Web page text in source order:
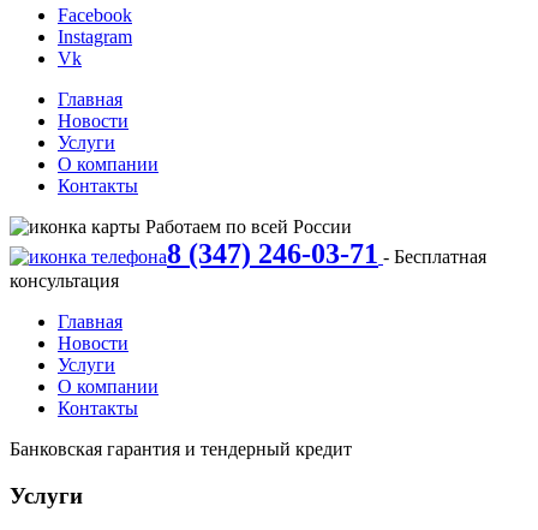
Facebook
Instagram
Vk
Главная
Новости
Услуги
О компании
Контакты
Работаем по всей России
8 (347) 246-03-71 - Бесплатная
консультация
Главная
Новости
Услуги
О компании
Контакты
Банковская гарантия и тендерный кредит
Услуги